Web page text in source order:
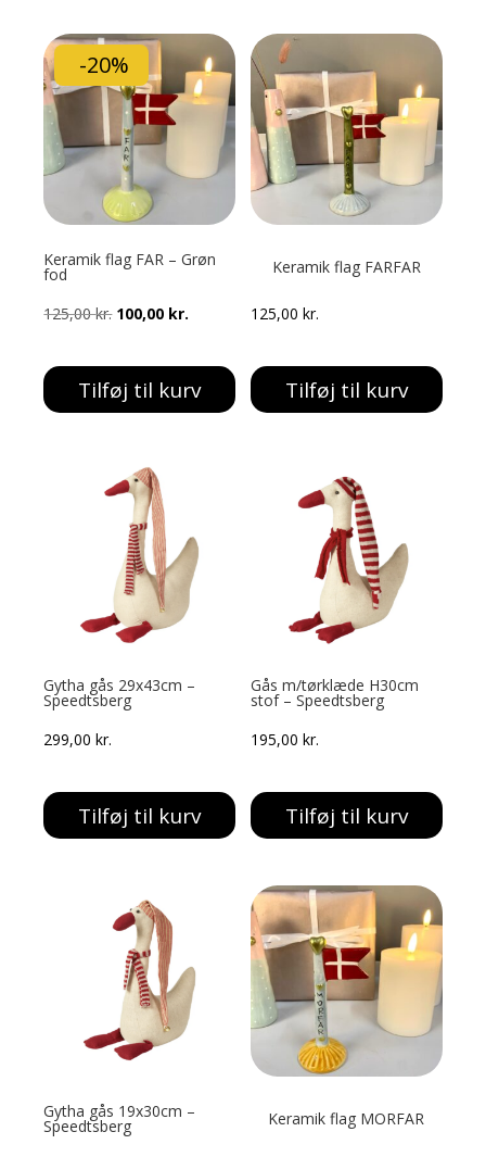
-20%
Keramik flag FAR – Grøn
fod
125,00kr. Den
pris
var:
100,00 kr.
pris
er:
Tilføj til kurv
Keramik flag FARFAR
125,00kr.
Tilføj til kurv
Gytha gås 29x43cm –
Speedtsberg
299,00kr.
Tilføj til kurv
Gås m/tørklæde H30cm
stof – Speedtsberg
195,00kr.
Tilføj til kurv
Gytha gås 19x30cm –
Speedtsberg
Keramik flag MORFAR